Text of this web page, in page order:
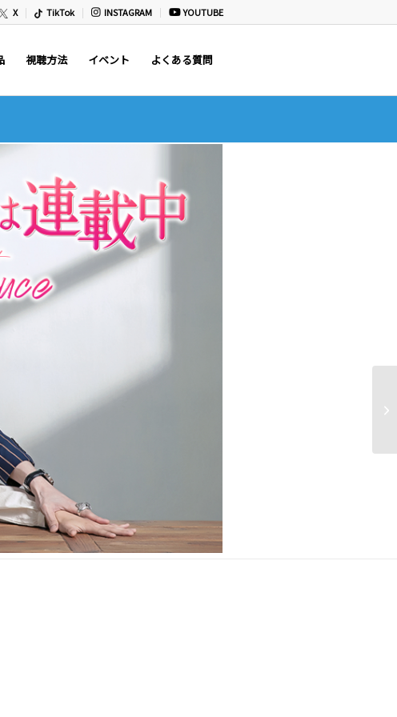
X TikTok INSTAGRAM YOUTUBE
視聴方法 イベント よくある質問